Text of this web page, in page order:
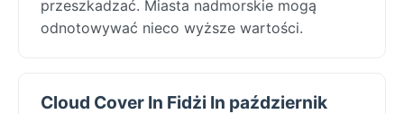
przeszkadzać. Miasta nadmorskie mogą
odnotowywać nieco wyższe wartości.
Cloud Cover In Fidżi In październik